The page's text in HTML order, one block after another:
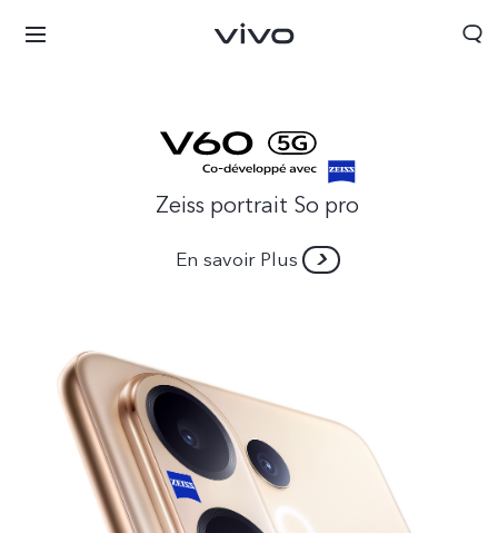
Algeria | Veuillez sélectionner le pays/la région
Zeiss portrait So pro
En savoir Plus